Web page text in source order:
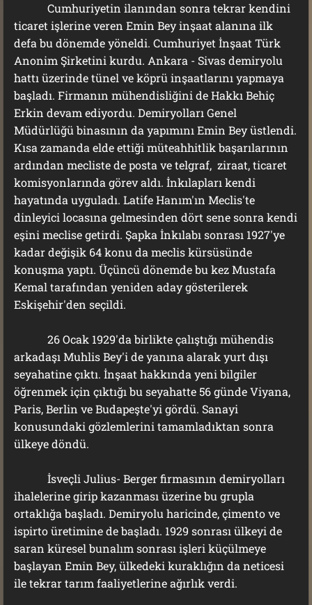
Cumhuriyetin ilanından sonra tekrar kendini
ticaret işlerine veren Emin Bey inşaat alanına ilk
defa bu dönemde yöneldi. Cumhuriyet İnşaat Türk
Anonim Şirketini kurdu. Ankara - Sivas demiryolu
hattı üzerinde tünel ve köprü inşaatlarını yapmaya
başladı. Firmanın mühendisliğini de Hakkı Behiç
Erkin devam ediyordu. Demiryolları Genel
Müdürlüğü binasının da yapımını Emin Bey üstlendi.
Kısa zamanda elde ettiği müteahhitlik başarılarının
ardından mecliste de posta ve telgraf, ziraat, ticaret
komisyonlarında görev aldı. İnkılapları kendi
hayatında uyguladı. Latife Hanım'ın Meclis'te
dinleyici locasına gelmesinden dört sene sonra kendi
eşini meclise getirdi. Şapka İnkılabı sonrası 1927'ye
kadar değişik 64 konu da meclis kürsüsünde
konuşma yaptı. Üçüncü dönemde bu kez Mustafa
Kemal tarafından yeniden aday gösterilerek
Eskişehir'den seçildi.
26 Ocak 1929'da birlikte çalıştığı mühendis
arkadaşı Muhlis Bey'i de yanına alarak yurt dışı
seyahatine çıktı. İnşaat hakkında yeni bilgiler
öğrenmek için çıktığı bu seyahatte 56 günde Viyana,
Paris, Berlin ve Budapeşte'yi gördü. Sanayi
konusundaki gözlemlerini tamamladıktan sonra
ülkeye döndü.
İsveçli Julius- Berger firmasının demiryolları
ihalelerine girip kazanması üzerine bu grupla
ortaklığa başladı. Demiryolu haricinde, çimento ve
ispirto üretimine de başladı. 1929 sonrası ülkeyi de
saran küresel bunalım sonrası işleri küçülmeye
başlayan Emin Bey, ülkedeki kuraklığın da neticesi
ile tekrar tarım faaliyetlerine ağırlık verdi.